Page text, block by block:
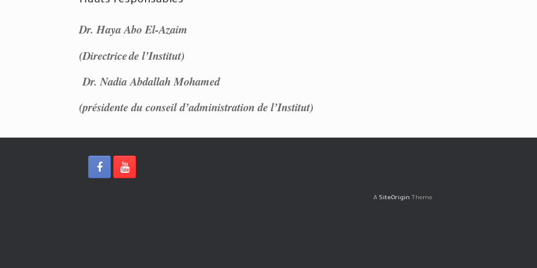
Dr. Haya Abo El-Azaim
(Directricede l’Institut)
Dr. Nadia Abdallah Mohamed
(présidente du conseil d’administration de l’Institut)
A SiteOrigin Theme